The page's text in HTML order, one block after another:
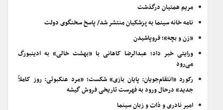
مریم همتیان درگذشت
نامه خانه سینما به پزشکیان منتشر شد/ پاسخ سخنگوی دولت
«زن و بچه»؛ فروپاشیدن
ورایتی خبر داد؛ عبدالرضا کاهانی با «بهشت خالی» به ادینبورگ
می‌رود
رکورد «انتقام‌جویان: پایان بازی» شکست؛ «مرد عنکبوتی: روز کاملاً
جدید» درحال ورود به فهرست تاریخی فروش گیشه
امیر نادری و ذات و زبان سینما